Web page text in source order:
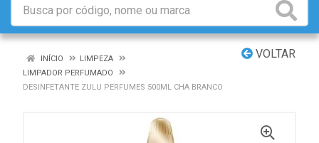
VOLTAR
INÍCIO
LIMPEZA
LIMPADOR PERFUMADO
DESINFETANTE ZULU PERFUMES 500ML CHA BRANCO